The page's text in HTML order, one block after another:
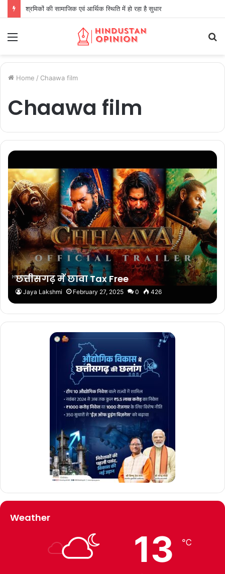
श्रमिकों की सामाजिक एवं आर्थिक स्थिति में हो रहा है सुधार
Home / Chaawa film
Chaawa film
छत्तीसगढ़ में छावा Tax Free
Jaya Lakshmi February 27, 2025 0 426
Weather
13 ℃